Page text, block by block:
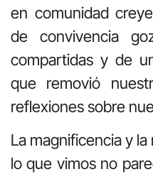
en comunidad
de convivencia
compartidas y de
que removió
reflexiones sobre
La magnificencia y
lo que vimos no